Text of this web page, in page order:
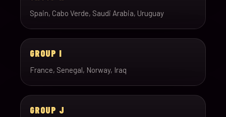
Spain, Cabo Verde, Saudi Arabia, Uruguay
GROUP I
France, Senegal, Norway, Iraq
GROUP J